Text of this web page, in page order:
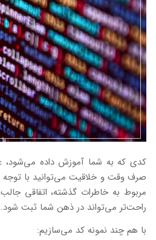
کدی که به شما آموزش داده
صرف وقت و خلاقیت می‌توانید با توجه
مربوط به خاطرات گذشته، اتفاقی
راحت‌تر می‌تواند در ذهن شما ثبت شود.
با هم چند نمونه کد می‌سازیم: